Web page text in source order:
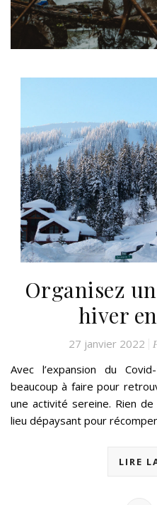
Organisez
hiver
27 janvier 2022
Avec l’expansion du
beaucoup à faire pour
une activité sereine. Rien
lieu dépaysant pour
LIRE